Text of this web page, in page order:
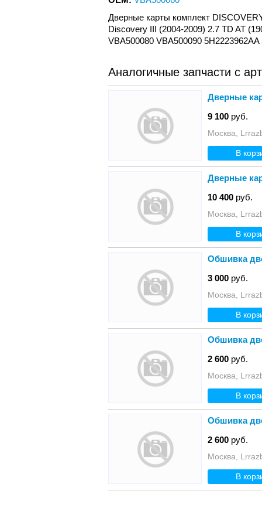
Дверные карты комплект
Discovery III (2004-2009) 2.7 TD AT
VBA500080 VBA500090
Аналогичные запчасти с
Дверные
9 100 руб.
Москва,
В
Дверные
10 400 руб.
Москва,
В
Обшивка
3 000 руб.
Москва,
В
Обшивка
2 600 руб.
Москва,
В
Обшивка
2 600 руб.
Москва,
В